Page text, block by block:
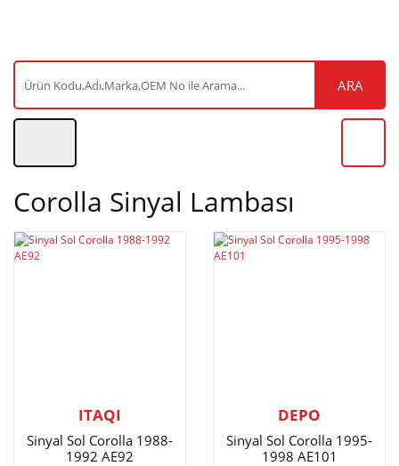
ARA
Corolla Sinyal Lambası
ITAQI
Sinyal Sol Corolla 1988-
1992 AE92
DEPO
Sinyal Sol Corolla 1995-
1998 AE101